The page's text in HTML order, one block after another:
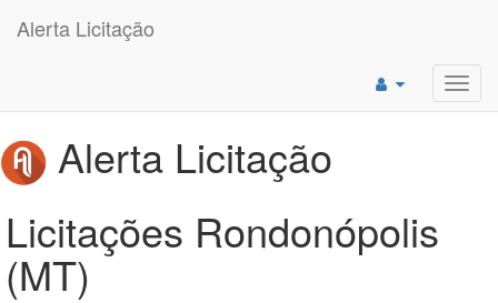
Alerta Licitação
Alerta Licitação
Licitações Rondonópolis
(MT)